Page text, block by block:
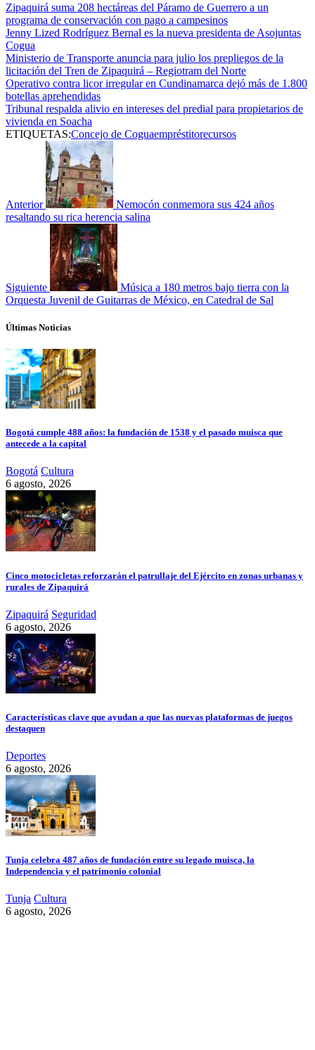
Zipaquirá suma 208 hectáreas del Páramo de Guerrero a un
programa de conservación con pago a campesinos
Jenny Lized Rodríguez Bernal es la nueva presidenta de Asojuntas
Cogua
Ministerio de Transporte anuncia para julio los prepliegos de la
licitación del Tren de Zipaquirá – Regiotram del Norte
Operativo contra licor irregular en Cundinamarca dejó más de 1.800
botellas aprehendidas
Tribunal respalda alivio en intereses del predial para propietarios de
vivienda en Soacha
ETIQUETAS:Concejo de Coguaempréstitorecursos
Anterior
Nemocón conmemora sus 424 años
resaltando su rica herencia salina
Siguiente
Música a 180 metros bajo tierra con la
Orquesta Juvenil de Guitarras de México, en Catedral de Sal
Últimas Noticias
Bogotá cumple 488 años: la fundación de 1538 y el pasado muisca que
antecede a la capital
Bogotá Cultura
6 agosto, 2026
Cinco motocicletas reforzarán el patrullaje del Ejército en zonas urbanas y
rurales de Zipaquirá
Zipaquirá Seguridad
6 agosto, 2026
Características clave que ayudan a que las nuevas plataformas de juegos
destaquen
Deportes
6 agosto, 2026
Tunja celebra 487 años de fundación entre su legado muisca, la
Independencia y el patrimonio colonial
Tunja Cultura
6 agosto, 2026